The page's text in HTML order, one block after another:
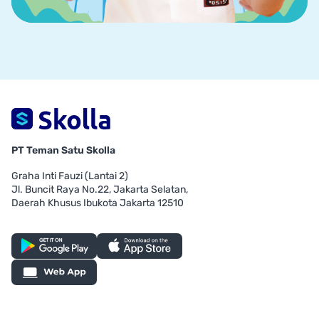
PT Teman Satu Skolla
Graha Inti Fauzi (Lantai 2)
Jl. Buncit Raya No.22, Jakarta Selatan,
Daerah Khusus Ibukota Jakarta 12510